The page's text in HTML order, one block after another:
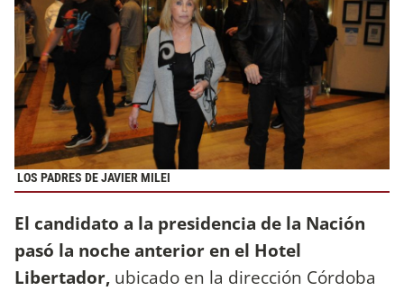
LOS PADRES DE JAVIER MILEI
El candidato a la presidencia de la Nación
pasó la noche anterior en el Hotel
Libertador, ubicado en la dirección Córdoba